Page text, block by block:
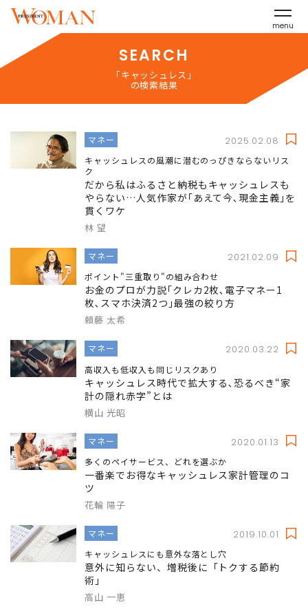
menu
SEARCH
「キャッシュレス」
の検索結果
マネー 2025.02.08
キャッシュレスの風潮に潜むのっぴきならないリス
ク
だから私はふるさと納税もキャッシュレスも
やらない…人気作家が｢あえて今､現金主義｣を
貫くワケ
林 望
マネー 2021.02.09
ポイント"三重取り"の組み合わせ
お金のプロが力説｢クレカ2枚､電子マネー1
枚､スマホ決済2つ｣最強の絞り方
頼藤 太希
マネー 2020.03.22
高収入も低収入も同じリスクあり
キャッシュレス時代で拡大する､恐るべき“家
計の隠れ赤字”とは
横山 光昭
マネー 2020.01.13
多くのペイサービス、どれを選ぶか
一番楽でお得なキャッシュレス家計管理のコ
ツ
花輪 陽子
マネー 2019.10.01
キャッシュレスにも意外な落とし穴
意外に知らない、増税後に「トクする節約
術」
高山 一恵